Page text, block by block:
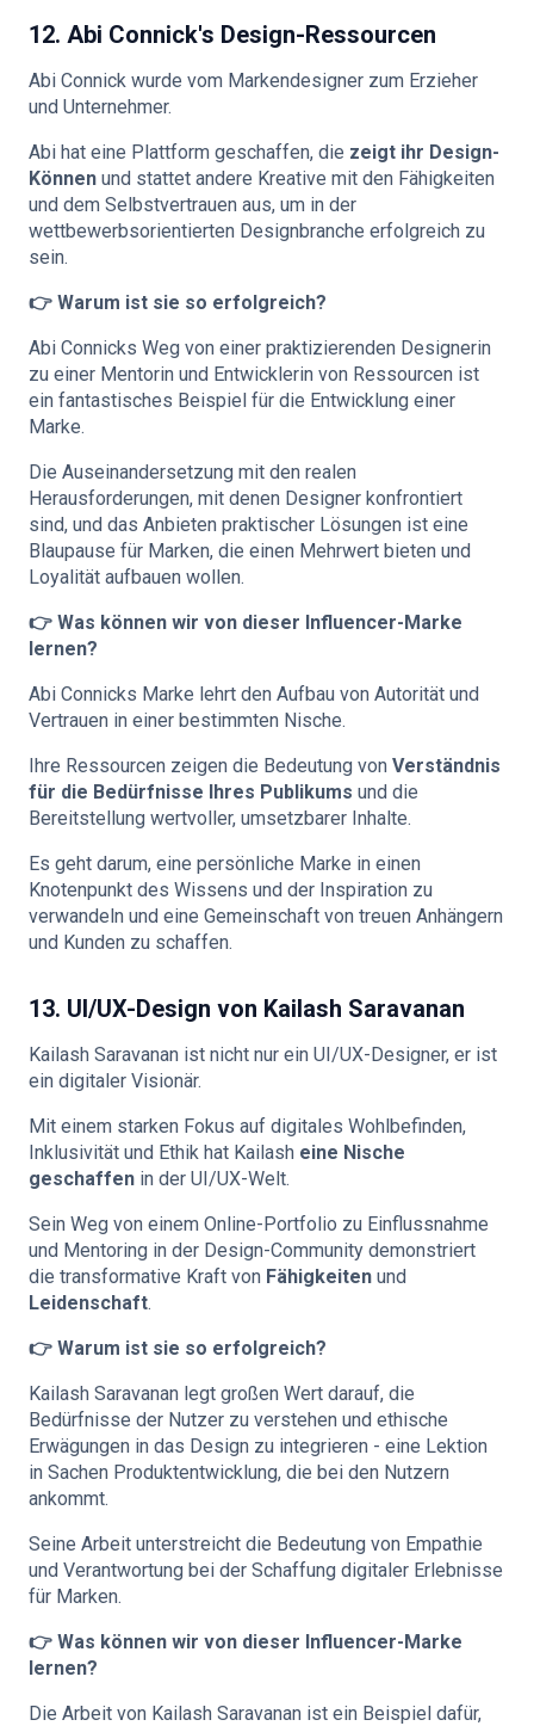
12. Abi Connick's Design-Ressourcen
Abi Connick wurde vom Markendesigner zum Erzieher
und Unternehmer.
Abi hat eine Plattform geschaffen, die zeigt ihr Design-
Können und stattet andere Kreative mit den Fähigkeiten
und dem Selbstvertrauen aus, um in der
wettbewerbsorientierten Designbranche erfolgreich zu
sein.
👉 Warum ist sie so erfolgreich?
Abi Connicks Weg von einer praktizierenden Designerin
zu einer Mentorin und Entwicklerin von Ressourcen ist
ein fantastisches Beispiel für die Entwicklung einer
Marke.
Die Auseinandersetzung mit den realen
Herausforderungen, mit denen Designer konfrontiert
sind, und das Anbieten praktischer Lösungen ist eine
Blaupause für Marken, die einen Mehrwert bieten und
Loyalität aufbauen wollen.
👉 Was können wir von dieser Influencer-Marke
lernen?
Abi Connicks Marke lehrt den Aufbau von Autorität und
Vertrauen in einer bestimmten Nische.
Ihre Ressourcen zeigen die Bedeutung von Verständnis
für die Bedürfnisse Ihres Publikums und die
Bereitstellung wertvoller, umsetzbarer Inhalte.
Es geht darum, eine persönliche Marke in einen
Knotenpunkt des Wissens und der Inspiration zu
verwandeln und eine Gemeinschaft von treuen Anhängern
und Kunden zu schaffen.
13. UI/UX-Design von Kailash Saravanan
Kailash Saravanan ist nicht nur ein UI/UX-Designer, er ist
ein digitaler Visionär.
Mit einem starken Fokus auf digitales Wohlbefinden,
Inklusivität und Ethik hat Kailash eine Nische
geschaffen in der UI/UX-Welt.
Sein Weg von einem Online-Portfolio zu Einflussnahme
und Mentoring in der Design-Community demonstriert
die transformative Kraft von Fähigkeiten und
Leidenschaft.
👉 Warum ist sie so erfolgreich?
Kailash Saravanan legt großen Wert darauf, die
Bedürfnisse der Nutzer zu verstehen und ethische
Erwägungen in das Design zu integrieren - eine Lektion
in Sachen Produktentwicklung, die bei den Nutzern
ankommt.
Seine Arbeit unterstreicht die Bedeutung von Empathie
und Verantwortung bei der Schaffung digitaler Erlebnisse
für Marken.
👉 Was können wir von dieser Influencer-Marke
lernen?
Die Arbeit von Kailash Saravanan ist ein Beispiel dafür,